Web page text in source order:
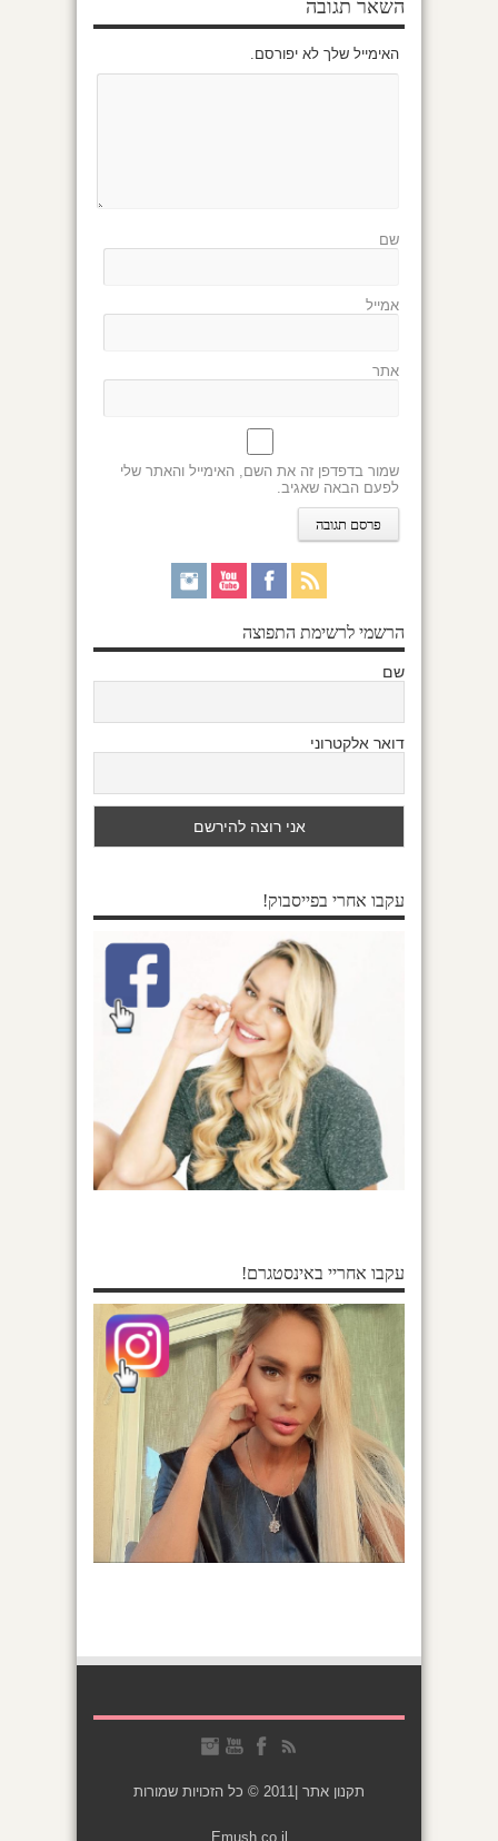
השאר תגובה
האימייל שלך לא יפורסם.
שם
אמייל
אתר
שמור בדפדפן זה את השם, האימייל והאתר שלי
לפעם הבאה שאגיב.
הרשמי לרשימת התפוצה
שם
דואר אלקטרוני
עקבו אחרי בפייסבוק!
עקבו אחריי באינסטגרם!
תקנון אתר |2011 © כל הזכויות שמורות
Emush.co.il